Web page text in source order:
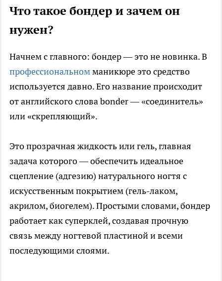
Что такое бондер и зачем он
нужен?
Начнем с главного: бондер — это не новинка. В
профессиональномманикюре это средство
используется давно. Его название происходит
от английского слова bonder — «соединитель»
или «скрепляющий».
Это прозрачная жидкость или гель, главная
задача которого — обеспечить идеальное
сцепление (адгезию) натурального ногтя с
искусственным покрытием (гель-лаком,
акрилом, биогелем). Простыми словами, бондер
работает как суперклей, создавая прочную
связь между ногтевой пластиной и всеми
последующими слоями.